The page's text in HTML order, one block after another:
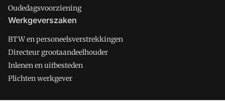
Oudedagsvoorziening
Werkgeverszaken
BTW en personeelsverstrekkingen
Directeur grootaandeelhouder
Inlenen en uitbesteden
Plichten werkgever